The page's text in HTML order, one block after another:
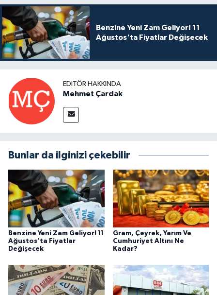
Benzine Yeni Zam Geliyor! 11
Ağustos'ta Fiyatlar Değişecek
EDITÖR HAKKINDA
Mehmet Çardak
Bunlar da ilginizi çekebilir
Benzine Yeni Zam Geliyor! 11
Ağustos'ta Fiyatlar
Değişecek
Gram, Çeyrek, Yarım Ve
Cumhuriyet Altını Ne
Kadar?